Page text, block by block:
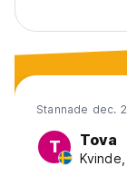
Stannade dec.
T Tova